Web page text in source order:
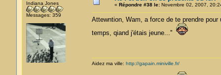
Indiana Jones
Messages: 359
« Répondre #38 le:Novembre 02, 2007,
Attewntion, Wam, a force de te prendre
temps, qiand j'étais jeune...''
Aidez ma ville: http://gapain.miniville.fr/